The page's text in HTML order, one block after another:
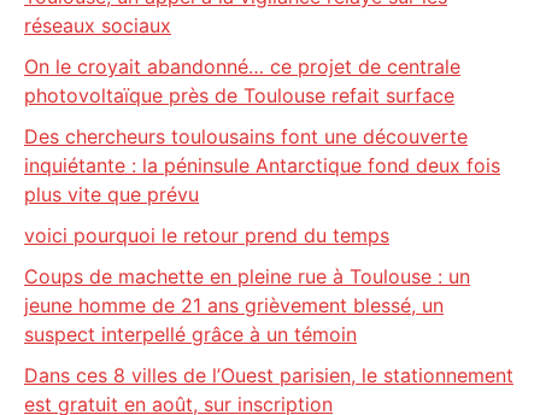
réseaux sociaux
On le croyait abandonné… ce projet de centrale
photovoltaïque près de Toulouse refait surface
Des chercheurs toulousains font une découverte
inquiétante : la péninsule Antarctique fond deux fois
plus vite que prévu
voici pourquoi le retour prend du temps
Coups de machette en pleine rue à Toulouse : un
jeune homme de 21 ans grièvement blessé, un
suspect interpellé grâce à un témoin
Dans ces 8 villes de l’Ouest parisien, le stationnement
est gratuit en août, sur inscription